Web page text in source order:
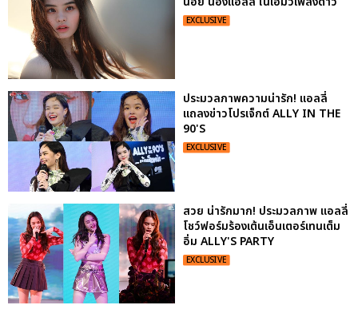
EXCLUSIVE
ประมวลภาพความน่ารัก! แอลลี่
แถลงข่าวโปรเจ็กต์ ALLY IN THE
90'S
EXCLUSIVE
สวย น่ารักมาก! ประมวลภาพ แอลลี่
โชว์ฟอร์มร้องเต้นเอ็นเตอร์เทนเต็ม
อิ่ม ALLY'S PARTY
EXCLUSIVE